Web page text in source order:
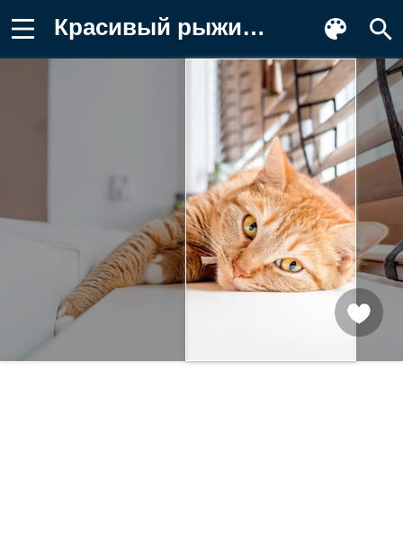
Красивый рыжий кот лежит на подоконнике Заставка на телефон